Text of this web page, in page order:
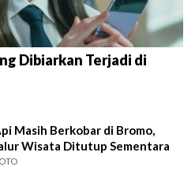
Dibiarkan Terjadi di
Masih Berkobar di Bromo,
Wisata Ditutup Sementara